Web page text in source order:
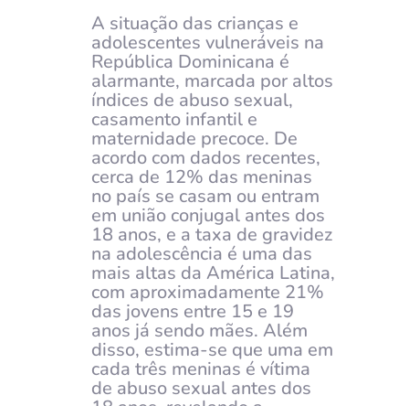
A situação das crianças e
adolescentes vulneráveis na
República Dominicana é
alarmante, marcada por altos
índices de abuso sexual,
casamento infantil e
maternidade precoce. De
acordo com dados recentes,
cerca de 12% das meninas
no país se casam ou entram
em união conjugal antes dos
18 anos, e a taxa de gravidez
na adolescência é uma das
mais altas da América Latina,
com aproximadamente 21%
das jovens entre 15 e 19
anos já sendo mães. Além
disso, estima-se que uma em
cada três meninas é vítima
de abuso sexual antes dos